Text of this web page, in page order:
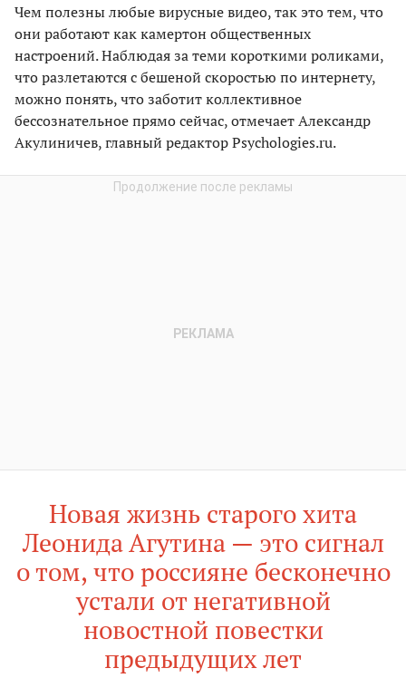
Чем полезны любые вирусные видео, так это тем, что
они работают как камертон общественных
настроений. Наблюдая за теми короткими роликами,
что разлетаются с бешеной скоростью по интернету,
можно понять, что заботит коллективное
бессознательное прямо сейчас, отмечает Александр
Акулиничев, главный редактор Psychologies.ru.
Новая жизнь старого хита
Леонида Агутина — это сигнал
о том, что россияне бесконечно
устали от негативной
новостной повестки
предыдущих лет